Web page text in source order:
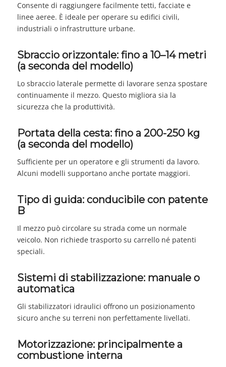
Consente di raggiungere facilmente tetti, facciate e
linee aeree. È ideale per operare su edifici civili,
industriali o infrastrutture urbane.
Sbraccio orizzontale: fino a 10–14 metri
(a seconda del modello)
Lo sbraccio laterale permette di lavorare senza spostare
continuamente il mezzo. Questo migliora sia la
sicurezza che la produttività.
Portata della cesta: fino a 200-250 kg
(a seconda del modello)
Sufficiente per un operatore e gli strumenti da lavoro.
Alcuni modelli supportano anche portate maggiori.
Tipo di guida: conducibile con patente
B
Il mezzo può circolare su strada come un normale
veicolo. Non richiede trasporto su carrello né patenti
speciali.
Sistemi di stabilizzazione: manuale o
automatica
Gli stabilizzatori idraulici offrono un posizionamento
sicuro anche su terreni non perfettamente livellati.
Motorizzazione: principalmente a
combustione interna